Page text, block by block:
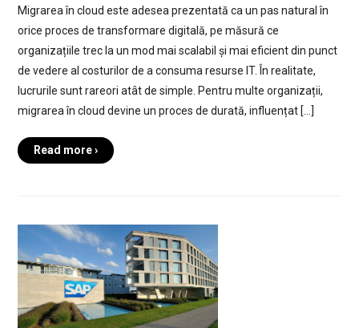
Migrarea în cloud este adesea prezentată ca un pas natural în
orice proces de transformare digitală, pe măsură ce
organizațiile trec la un mod mai scalabil și mai eficient din punct
de vedere al costurilor de a consuma resurse IT. În realitate,
lucrurile sunt rareori atât de simple. Pentru multe organizații,
migrarea în cloud devine un proces de durată, influențat […]
Read more ›